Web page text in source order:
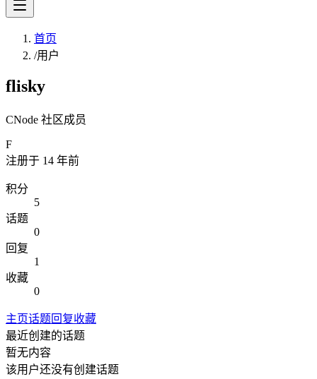
首页
/用户
flisky
CNode 社区成员
F
注册于 14 年前
积分
5
话题
0
回复
1
收藏
0
主页话题回复收藏
最近创建的话题
暂无内容
该用户还没有创建话题